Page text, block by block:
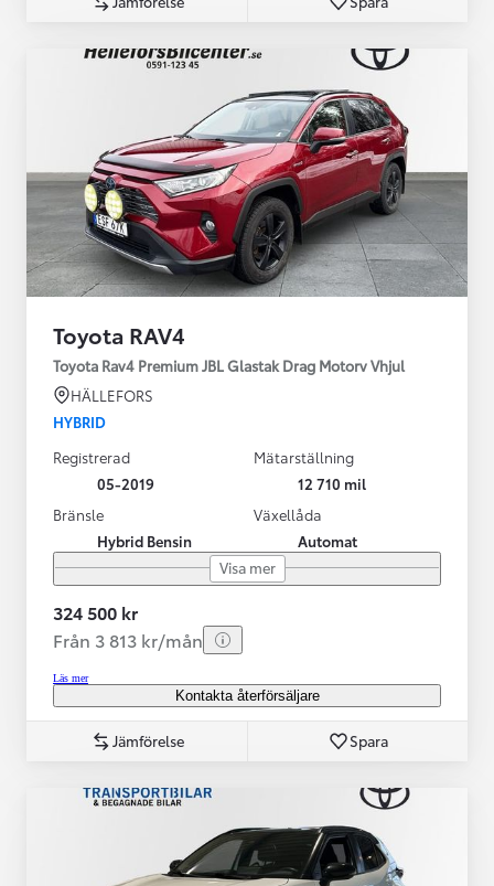
Toyota RAV4
Toyota Rav4 Premium JBL Glastak Drag Motorv Vhjul
HÄLLEFORS
HYBRID
Registrerad
05-2019
Mätarställning
12 710 mil
Bränsle
Hybrid Bensin
Växellåda
Automat
Visa mer
324 500 kr
Från 3 813 kr/mån
Läs mer
Kontakta återförsäljare
Jämförelse Spara